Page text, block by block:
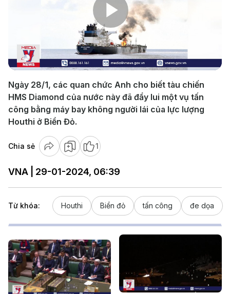
Play
Video
Ngày 28/1, các quan chức Anh cho biết tàu chiến
HMS Diamond của nước này đã đẩy lui một vụ tấn
công bằng máy bay không người lái của lực lượng
Houthi ở Biển Đỏ.
Chia sẻ 1
VNA | 29-01-2024, 06:39
Từ khóa: Houthi Biển đỏ tấn công đe dọa